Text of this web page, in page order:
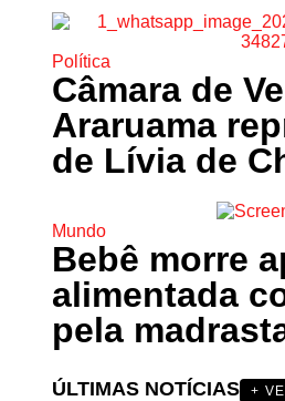
Política
Câmara de
Araruama
de Lívia de
Mundo
Bebê morre
alimentada
pela
ÚLTIMAS NOTÍCIAS
+